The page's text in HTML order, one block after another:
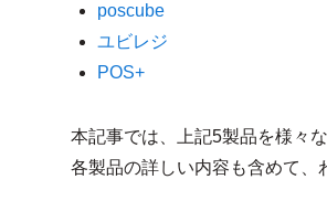
poscube
ユビレジ
POS+
本記事では、上記5製品を様々
各製品の詳しい内容も含めて、